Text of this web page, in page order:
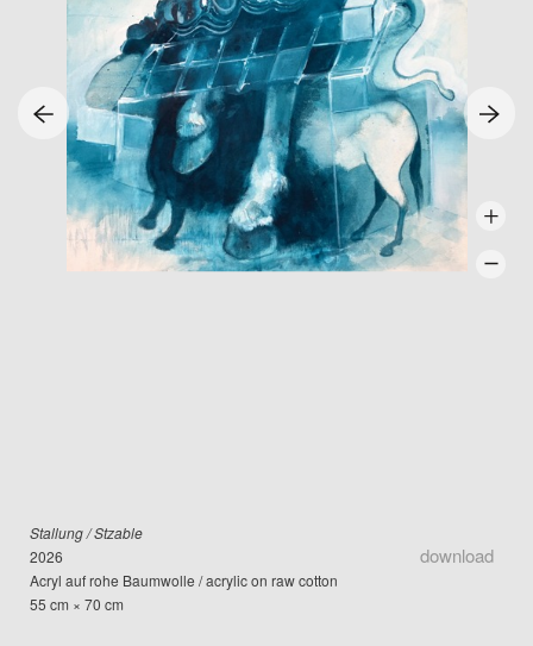
Stallung / Stzable
2026
Acryl auf rohe Baumwolle / acrylic on raw cotton
55 cm × 70 cm
download